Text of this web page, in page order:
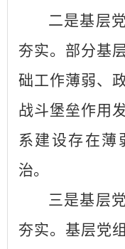
二是基层
夯实。部分基
础工作薄弱、
战斗堡垒作用
系建设存在薄
治。
三是基层
夯实。基层党